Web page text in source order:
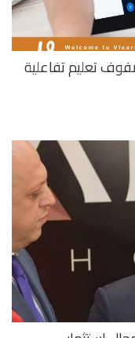
تفاعلية